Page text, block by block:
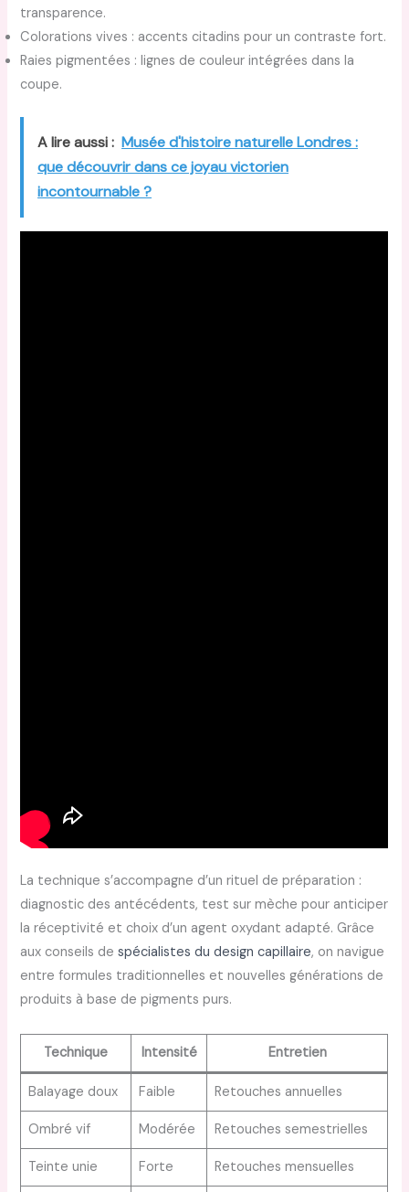
transparence.
Colorations vives : accents citadins pour un contraste fort.
Raies pigmentées : lignes de couleur intégrées dans la
coupe.
A lire aussi : Musée d'histoire naturelle Londres :
que découvrir dans ce joyau victorien
incontournable ?
La technique s’accompagne d’un rituel de préparation :
diagnostic des antécédents, test sur mèche pour anticiper
la réceptivité et choix d’un agent oxydant adapté. Grâce
aux conseils despécialistes du design capillaire, on navigue
entre formules traditionnelles et nouvelles générations de
produits à base de pigments purs.
Technique Intensité Entretien
Balayage doux Faible Retouches annuelles
Ombré vif Modérée Retouches semestrielles
Teinte unie Forte Retouches mensuelles